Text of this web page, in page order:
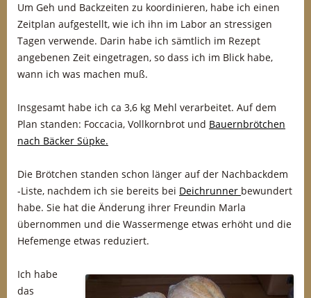
Um Geh und Backzeiten zu koordinieren, habe ich einen
Zeitplan aufgestellt, wie ich ihn im Labor an stressigen
Tagen verwende. Darin habe ich sämtlich im Rezept
angebenen Zeit eingetragen, so dass ich im Blick habe,
wann ich was machen muß.
Insgesamt habe ich ca 3,6 kg Mehl verarbeitet. Auf dem
Plan standen: Foccacia, Vollkornbrot und Bauernbrötchen
nach Bäcker Süpke.
Die Brötchen standen schon länger auf der Nachbackdem
-Liste, nachdem ich sie bereits bei Deichrunner bewundert
habe. Sie hat die Änderung ihrer Freundin Marla
übernommen und die Wassermenge etwas erhöht und die
Hefemenge etwas reduziert.
Ich habe
das